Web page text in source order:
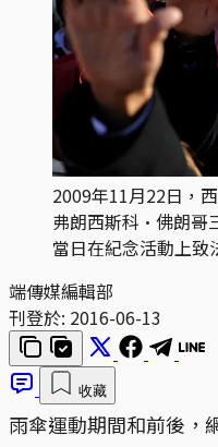
2009年11月22日，
弗朗西斯科·佛朗哥
當日在紀念活動上致
端傳媒編輯部
刊登於: 2016-06-13
收藏
雨傘運動期間和前後，